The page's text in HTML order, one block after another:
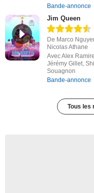
Bande-annonce
Jim Queen
De Marco
Nicolas Athane
Avec Alex
Jérémy Gillet,
Souagnon
Bande-annonce
Tous les